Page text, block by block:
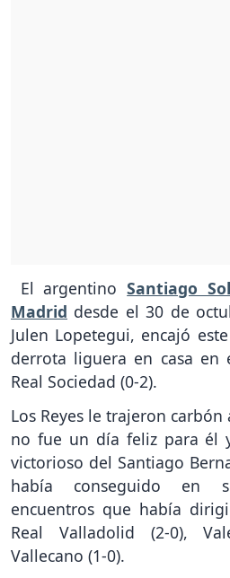
El argentinoSantiago
Madrid desde el 30 de
Julen Lopetegui, encajó
derrota liguera en casa
Real Sociedad (0-2).
Los Reyes le trajeron
no fue un día feliz para él
victorioso del Santiago
había conseguido en
encuentros que había
Real Valladolid (2-0),
Vallecano (1-0).